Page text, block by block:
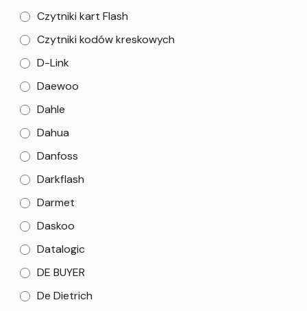
Czytniki kart Flash
Czytniki kodów kreskowych
D-Link
Daewoo
Dahle
Dahua
Danfoss
Darkflash
Darmet
Daskoo
Datalogic
DE BUYER
De Dietrich